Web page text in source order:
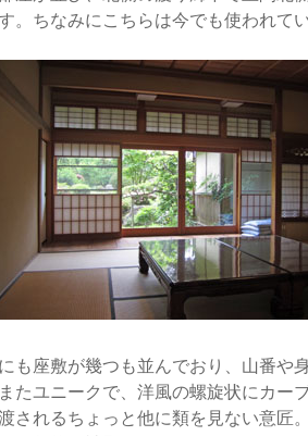
。ちなみにこちらは今でも使われて
も座敷が幾つも並んでおり、山番や
たユニークで、洋風の螺旋状にカー
されるちょっと他に類を見ない意匠